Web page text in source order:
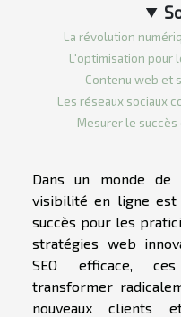
La révolution
L'optimisation pour
Contenu web et
Les réseaux sociaux
Mesurer le
Dans un monde
visibilité en ligne est
succès pour les
stratégies web
SEO efficace,
transformer
nouveaux clients